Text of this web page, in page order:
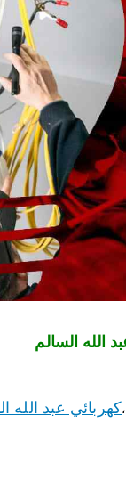
،كهربائي عبد الله